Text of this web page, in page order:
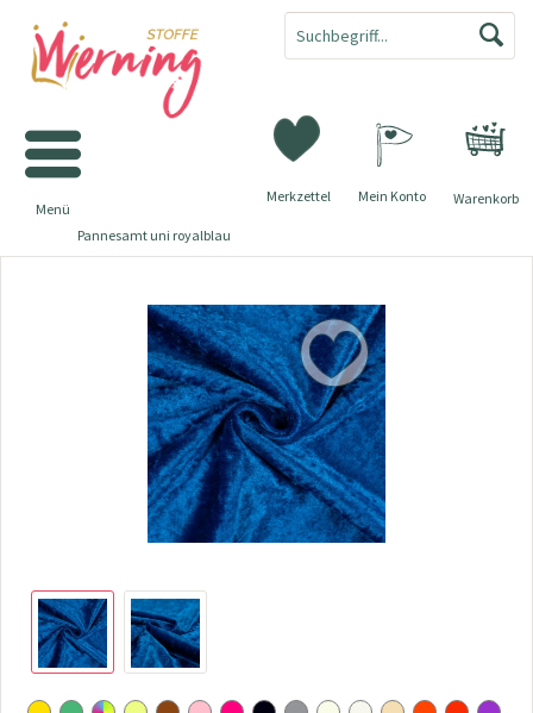
Warenkorb
Merkzettel Mein Konto
Menü
Pannesamt uni royalblau